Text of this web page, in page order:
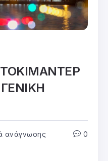
ανάγνωσης 0